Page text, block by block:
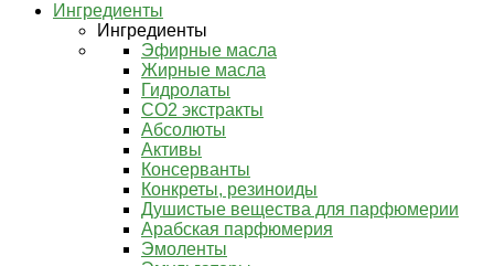
Ингредиенты
Ингредиенты
Эфирные масла
Жирные масла
Гидролаты
СО2 экстракты
Абсолюты
Активы
Консерванты
Конкреты, резиноиды
Душистые вещества для парфюмерии
Арабская парфюмерия
Эмоленты